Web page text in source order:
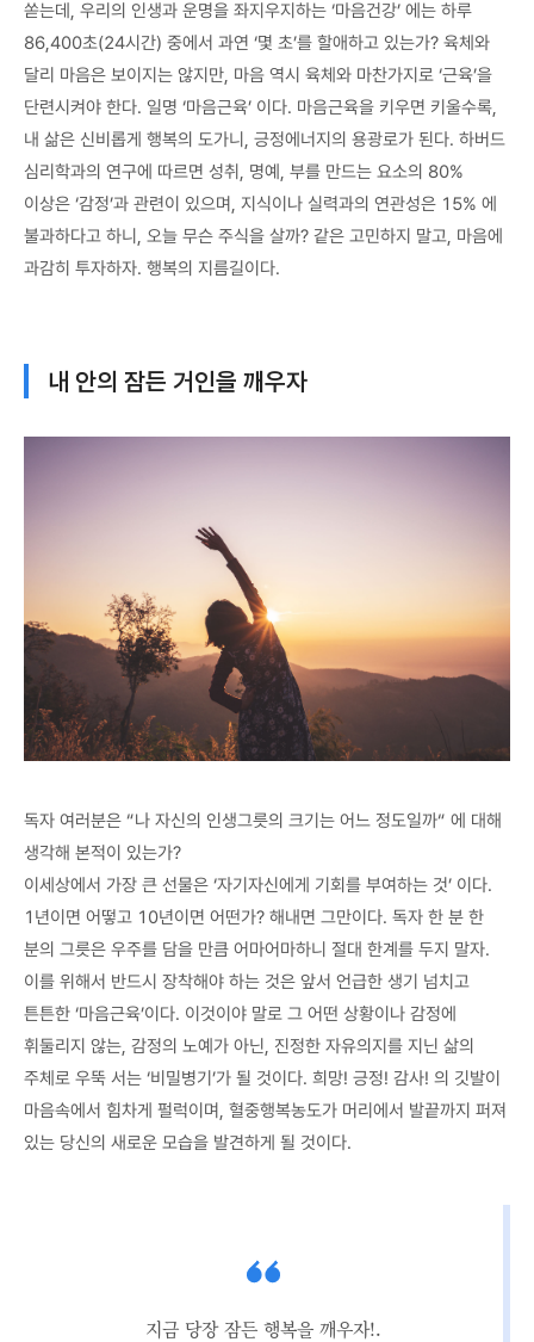
쏟는데, 우리의 인생과 운명을 좌지우지하는 ‘마음건강’ 에는 하루
86,400초(24시간) 중에서 과연 ‘몇 초’를 할애하고 있는가? 육체와
달리 마음은 보이지는 않지만, 마음 역시 육체와 마찬가지로 ‘근육’을
단련시켜야 한다. 일명 ‘마음근육’ 이다. 마음근육을 키우면 키울수록,
내 삶은 신비롭게 행복의 도가니, 긍정에너지의 용광로가 된다. 하버드
심리학과의 연구에 따르면 성취, 명예, 부를 만드는 요소의 80%
이상은 ‘감정’과 관련이 있으며, 지식이나 실력과의 연관성은 15% 에
불과하다고 하니, 오늘 무슨 주식을 살까? 같은 고민하지 말고, 마음에
과감히 투자하자. 행복의 지름길이다.
내 안의 잠든 거인을 깨우자
독자 여러분은 “나 자신의 인생그릇의 크기는 어느 정도일까“ 에 대해
생각해 본적이 있는가?
이세상에서 가장 큰 선물은 ‘자기자신에게 기회를 부여하는 것’ 이다.
1년이면 어떻고 10년이면 어떤가? 해내면 그만이다. 독자 한 분 한
분의 그릇은 우주를 담을 만큼 어마어마하니 절대 한계를 두지 말자.
이를 위해서 반드시 장착해야 하는 것은 앞서 언급한 생기 넘치고
튼튼한 ‘마음근육’이다. 이것이야 말로 그 어떤 상황이나 감정에
휘둘리지 않는, 감정의 노예가 아닌, 진정한 자유의지를 지닌 삶의
주체로 우뚝 서는 ‘비밀병기’가 될 것이다. 희망! 긍정! 감사! 의 깃발이
마음속에서 힘차게 펄럭이며, 혈중행복농도가 머리에서 발끝까지 퍼져
있는 당신의 새로운 모습을 발견하게 될 것이다.
지금 당장 잠든 행복을 깨우자!.